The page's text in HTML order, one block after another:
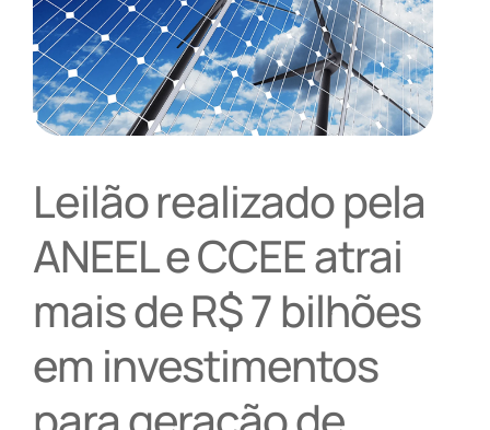
Leilão realizado pela
ANEEL e CCEE atrai
mais de R$ 7 bilhões
em investimentos